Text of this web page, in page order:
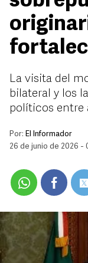
La visita del
bilateral y los
políticos entre
Por: El Informador
26 de junio de 2026 -